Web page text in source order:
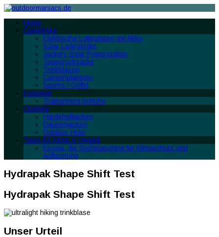
Home
Camp/Hike
Elektrische Luftpumpen mit Akku
Solar Ladegeräte
Jackery Solar Powerstation
Tagesrucksäcke
Trinkblasen
Campinglampen
Sporks / Göffel
Footwear
Trailrunning Schuhe
Clothing
Hardshelljacken
Daunenjacken
Outdoor Hüte
Tipps für Klima & Umwelt
Ecosia, die Suchmaschine für Klimaschutz und
Aufforstung
Hydrapak Shape Shift Test
Hydrapak Shape Shift Test
Unser Urteil